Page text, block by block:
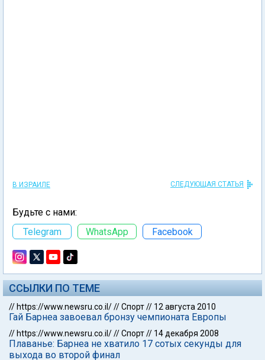
В ИЗРАИЛЕ СЛЕДУЮЩАЯ СТАТЬЯ
Будьте с нами:
Telegram
WhatsApp Facebook
ССЫЛКИ ПО ТЕМЕ
// https://www.newsru.co.il///Спорт// 12 августа 2010
Гай Барнеа завоевал бронзу чемпионата Европы
// https://www.newsru.co.il///Спорт// 14 декабря 2008
Плаванье: Барнеа не хватило 17 сотых секунды для
выхода во второй финал